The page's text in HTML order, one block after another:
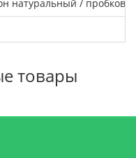
натуральный /
товары